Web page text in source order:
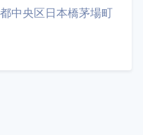
中央区日本橋茅場町